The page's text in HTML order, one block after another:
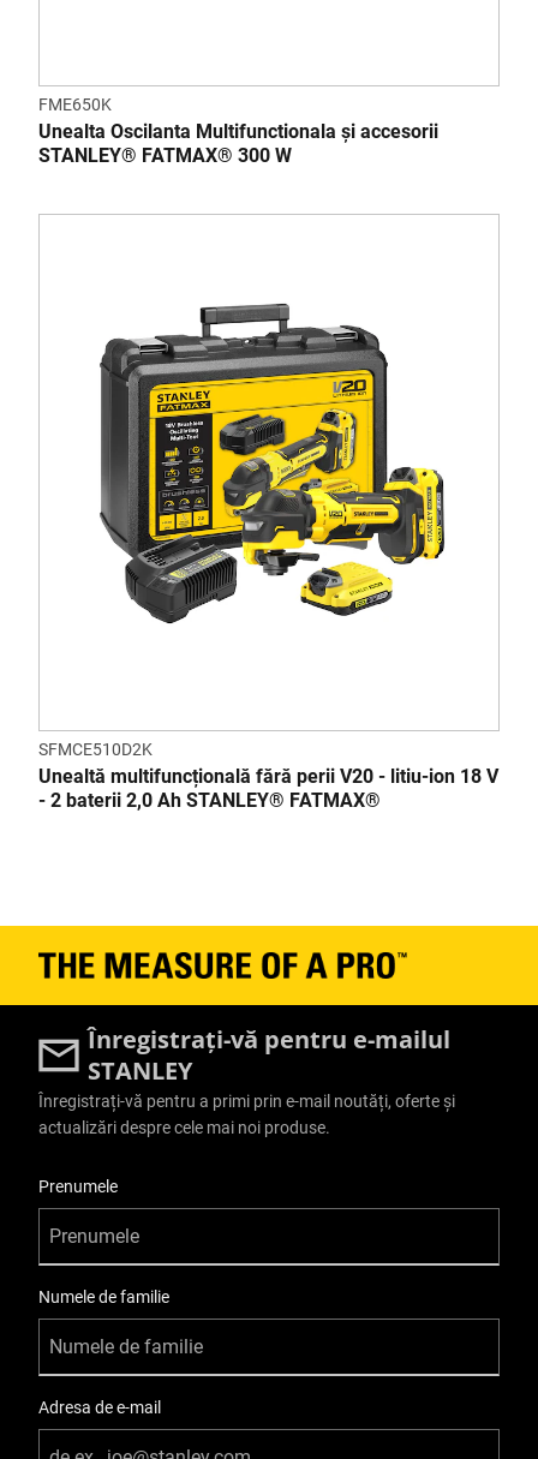
FME650K
Unealta Oscilanta Multifunctionala și accesorii
STANLEY® FATMAX® 300 W
SFMCE510D2K
Unealtă multifuncțională fără perii V20 - litiu-ion 18 V
- 2 baterii 2,0 Ah STANLEY® FATMAX®
Înregistrați-vă pentru e-mailul
STANLEY
Înregistrați-vă pentru a primi prin e-mail noutăți, oferte și
actualizări despre cele mai noi produse.
Prenumele
Numele de familie
Adresa de e-mail